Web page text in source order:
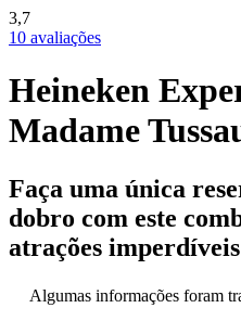
3,7
10 avaliações
Heineken
Madame
Faça uma única
dobro com este
atrações imperdíveis
Algumas informações foram